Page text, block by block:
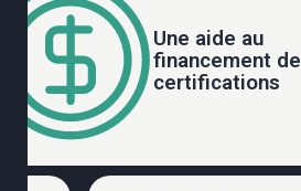
Une aide au
financement de vos
certifications